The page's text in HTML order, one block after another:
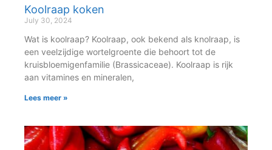
Koolraap koken
July 30, 2024
Wat is koolraap? Koolraap, ook bekend als knolraap, is
een veelzijdige wortelgroente die behoort tot de
kruisbloemigenfamilie (Brassicaceae). Koolraap is rijk
aan vitamines en mineralen,
Lees meer »